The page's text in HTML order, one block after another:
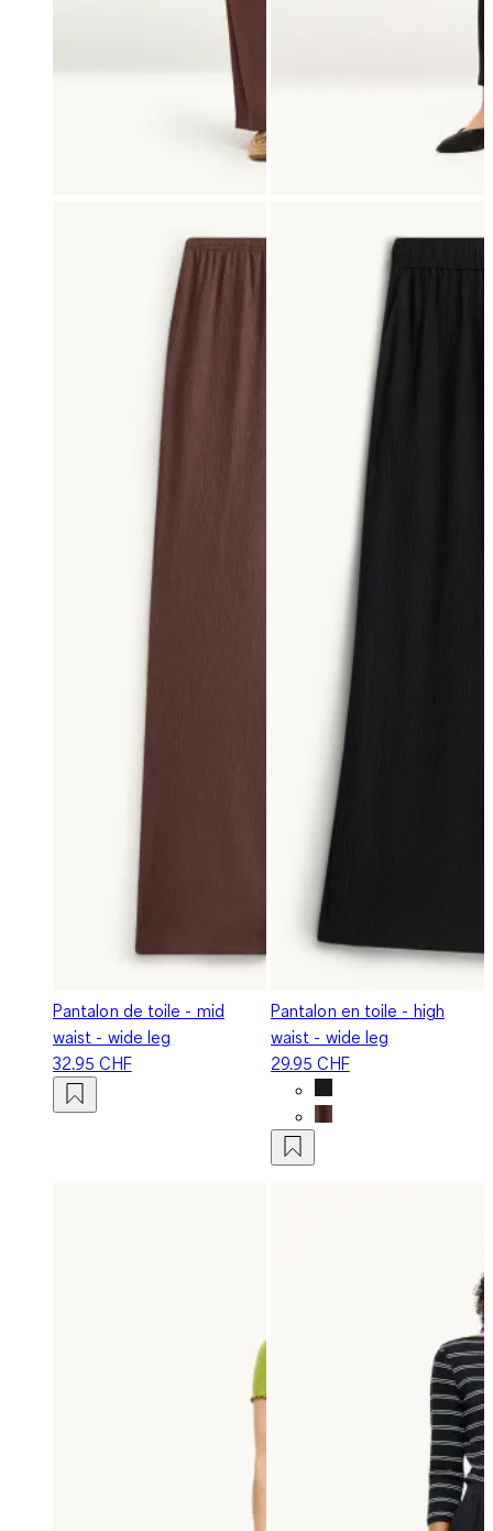
Pantalon de toile - mid
waist - wide leg
32.95 CHF
Pantalon en toile - high
waist - wide leg
29.95 CHF